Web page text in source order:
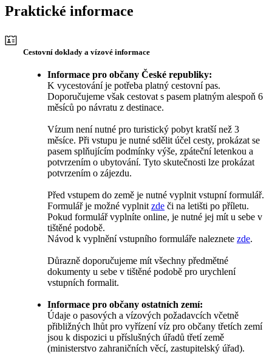
Praktické informace
Cestovní doklady a vízové informace
Informace pro občany České republiky:
K vycestování je potřeba platný cestovní pas.
Doporučujeme však cestovat s pasem platným alespoň 6
měsíců po návratu z destinace.
Vízum není nutné pro turistický pobyt kratší než 3
měsíce. Při vstupu je nutné sdělit účel cesty, prokázat se
pasem splňujícím podmínky výše, zpáteční letenkou a
potvrzením o ubytování. Tyto skutečnosti lze prokázat
potvrzením o zájezdu.
Před vstupem do země je nutné vyplnit vstupní formulář.
Formulář je možné vyplnit zde či na letišti po příletu.
Pokud formulář vyplníte online, je nutné jej mít u sebe v
tištěné podobě.
Návod k vyplnění vstupního formuláře naleznete zde.
Důrazně doporučujeme mít všechny předmětné
dokumenty u sebe v tištěné podobě pro urychlení
vstupních formalit.
Informace pro občany ostatních zemí:
Údaje o pasových a vízových požadavcích včetně
přibližných lhůt pro vyřízení víz pro občany třetích zemí
jsou k dispozici u příslušných úřadů třetí země
(ministerstvo zahraničních věcí, zastupitelský úřad).